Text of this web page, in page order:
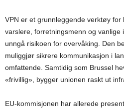
VPN er et grunnleggende verktøy for
varslere, forretningsmenn og
unngå risikoen for overvåking. Den
muliggjør sikrere kommunikasjon i
omfattende. Samtidig som Brussel
«frivillig», bygger unionen raskt ut
EU-kommisjonen har allerede